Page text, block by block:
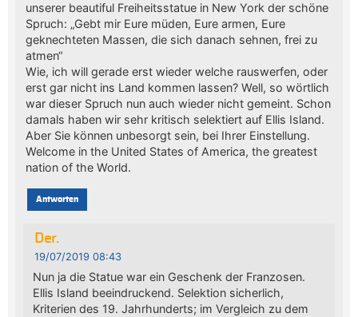
unserer beautiful Freiheitsstatue in New York der schöne
Spruch: „Gebt mir Eure müden, Eure armen, Eure
geknechteten Massen, die sich danach sehnen, frei zu
atmen“
Wie, ich will gerade erst wieder welche rauswerfen, oder
erst gar nicht ins Land kommen lassen? Well, so wörtlich
war dieser Spruch nun auch wieder nicht gemeint. Schon
damals haben wir sehr kritisch selektiert auf Ellis Island.
Aber Sie können unbesorgt sein, bei Ihrer Einstellung.
Welcome in the United States of America, the greatest
nation of the World.
Antworten
Der.
19/07/2019 08:43
Nun ja die Statue war ein Geschenk der Franzosen.
Ellis Island beeindruckend. Selektion sicherlich,
Kriterien des 19. Jahrhunderts; im Vergleich zu dem